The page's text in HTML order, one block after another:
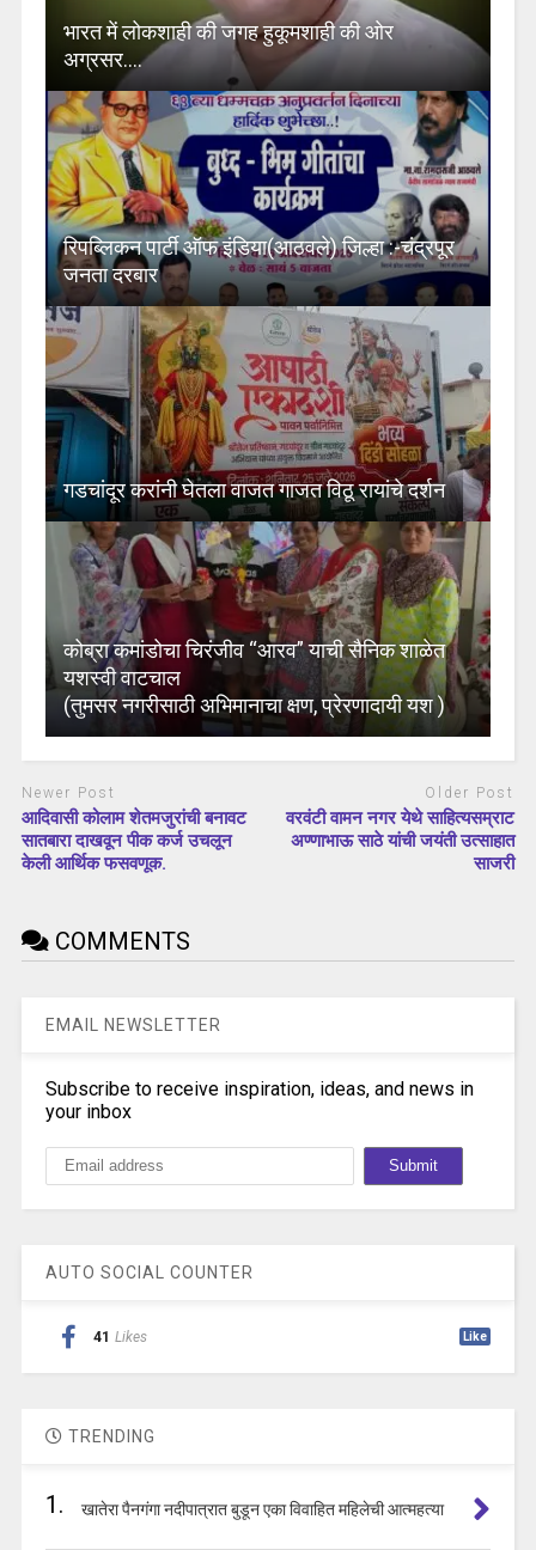
भारत में लोकशाही की जगह हुकूमशाही की ओर
अग्रसर….
रिपब्लिकन पार्टी ऑफ इंडिया(आठवले) जिल्हा :-चंद्रपूर
जनता दरबार
गडचांदूर करांनी घेतला वाजत गाजत विठू रायांचे दर्शन
कोब्रा कमांडोचा चिरंजीव “आरव” याची सैनिक शाळेत
यशस्वी वाटचाल
(तुमसर नगरीसाठी अभिमानाचा क्षण, प्रेरणादायी यश )
Newer Post
आदिवासी कोलाम शेतमजुरांची बनावट
सातबारा दाखवून पीक कर्ज उचलून
केली आर्थिक फसवणूक.
Older Post
वरवंटी वामन नगर येथे साहित्यसम्राट
अण्णाभाऊ साठे यांची जयंती उत्साहात
साजरी
COMMENTS
EMAIL NEWSLETTER
Subscribe to receive inspiration, ideas, and news in
your inbox
AUTO SOCIAL COUNTER
41 Likes Like
TRENDING
1. खातेरा पैनगंगा नदीपात्रात बुडून एका विवाहित महिलेची आत्महत्या